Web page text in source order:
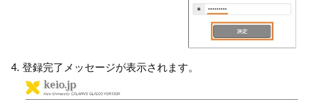
登録完了メッセージが表示されます。